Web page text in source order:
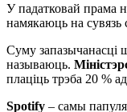
У падатковай прама
намякаюць на
Суму запазычанасці
называюць.
плаціць трэба 20 %
Spotify – самы